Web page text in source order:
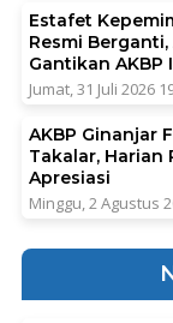
Estafet
Resmi
Gantikan AKBP
Jumat, 31 Juli 2026
AKBP Ginanjar
Takalar, Harian
Apresiasi
Minggu, 2 Agustus